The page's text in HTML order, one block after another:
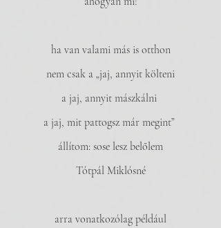
ha van valami más is otthon
nem csak a „jaj, annyit költeni
a jaj, annyit mászkálni
a jaj, mit pattogsz már megint”
állítom: sose lesz belőlem
Tótpál Miklósné
arra vonatkozólag például